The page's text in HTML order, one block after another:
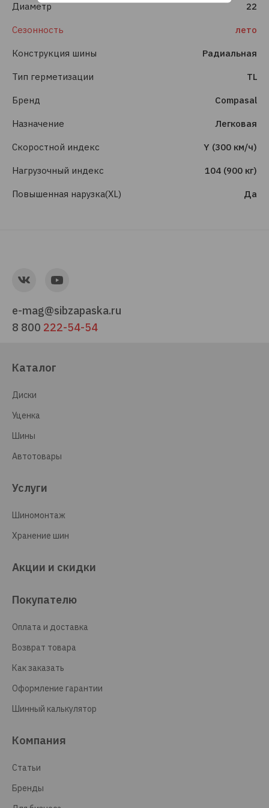
Диаметр 22
Сезонность лето
Конструкция шины Радиальная
Тип герметизации TL
Бренд Compasal
Назначение Легковая
Скоростной индекс Y (300 км/ч)
Нагрузочный индекс 104 (900 кг)
Повышенная нарузка(XL) Да
e-mag@sibzapaska.ru
8 800 222-54-54
Каталог
Диски
Уценка
Шины
Автотовары
Услуги
Шиномонтаж
Хранение шин
Акции и скидки
Покупателю
Оплата и доставка
Возврат товара
Как заказать
Оформление гарантии
Шинный калькулятор
Компания
Статьи
Бренды